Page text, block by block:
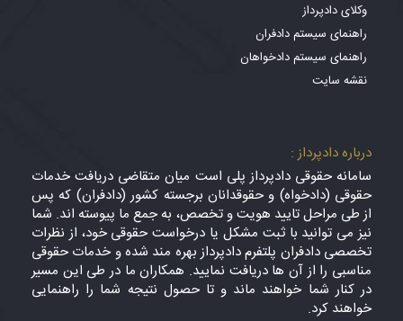
وکلای دادپرداز
راهنمای سیستم دادفران
راهنمای سیستم دادخواهان
نقشه سایت
درباره دادپرداز :
سامانه حقوقی دادپرداز پلی است میان متقاضی دریافت خدمات
حقوقی (دادخواه) و حقوقدانان برجسته کشور (دادفران) که پس
از طی مراحل تایید هویت و تخصص، به جمع ما پیوسته اند. شما
نیز می توانید با ثبت مشکل یا درخواست حقوقی خود، از نظرات
تخصصی دادفران پلتفرم دادپرداز بهره مند شده و خدمات حقوقی
مناسبی را از آن ها دریافت نمایید. همکاران ما در طی این مسیر
در کنار شما خواهند ماند و تا حصول نتیجه شما را راهنمایی
خواهند کرد.